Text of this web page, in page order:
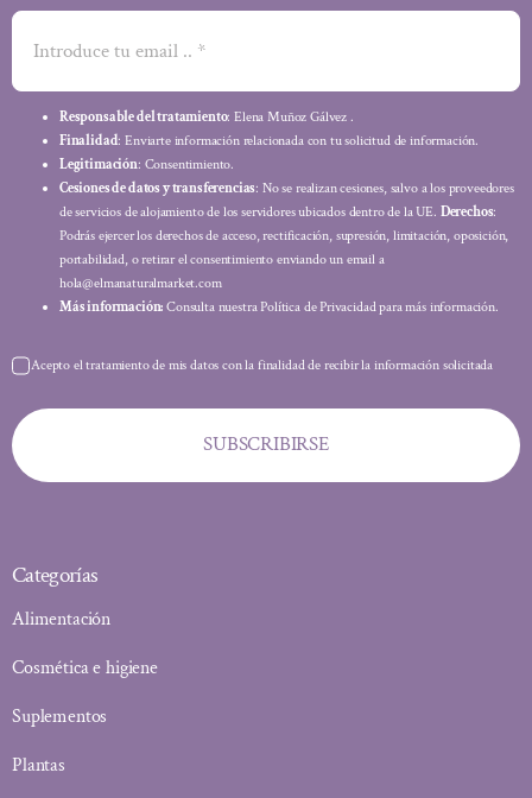
Responsable del tratamiento: Elena Muñoz Gálvez .
Finalidad: Enviarte información relacionada con tu solicitud de información.
Legitimación: Consentimiento.
Cesiones de datos y transferencias: No se realizan cesiones, salvo a los proveedores
de servicios de alojamiento de los servidores ubicados dentro de la UE. Derechos:
Podrás ejercer los derechos de acceso, rectificación, supresión, limitación, oposición,
portabilidad, o retirar el consentimiento enviando un email a
hola@elmanaturalmarket.com
Más información: Consulta nuestra Política de Privacidad para más información.
Acepto el tratamiento de mis datos con la finalidad de recibir la información solicitada
SUBSCRIBIRSE
Categorías
Alimentación
Cosmética e higiene
Suplementos
Plantas